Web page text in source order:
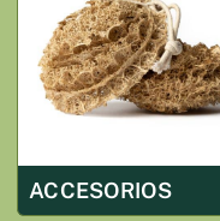
ACCESORIOS